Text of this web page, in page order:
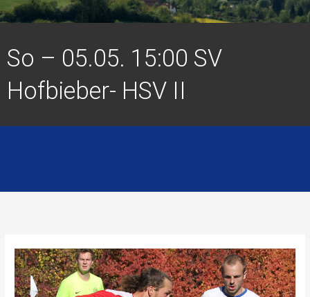
So – 05.05. 15:00 SV
Hofbieber- HSV II